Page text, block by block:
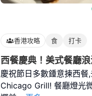
香港攻略 食 打卡
西餐慶典！美式餐廳
慶祝節日多數鍾意揀西
Chicago Grill! 餐廳燈光